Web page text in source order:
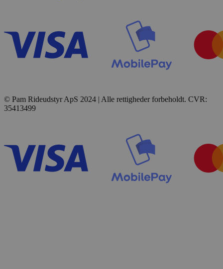
© Pam Rideudstyr ApS 2024 | Alle rettigheder forbeholdt. CVR:
35413499